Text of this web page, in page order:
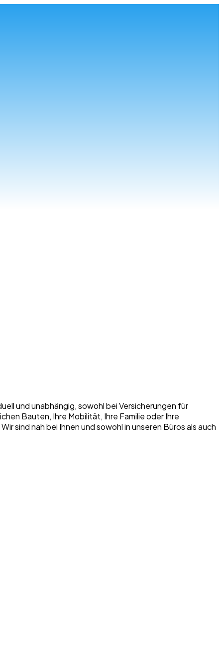
und unabhängig, sowohl bei Versicherungen für
Bauten, Ihre Mobilität, Ihre Familie oder Ihre
sind nah bei Ihnen und sowohl in unseren Büros als auch